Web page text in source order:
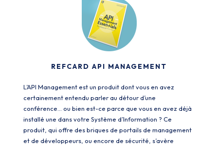
REFCARD API MANAGEMENT
L’API Management est un produit dont vous en avez
certainement entendu parler au détour d’une
conférence… ou bien est-ce parce que vous en avez déjà
installé une dans votre Système d’Information ? Ce
produit, qui offre des briques de portails de management
et de développeurs, ou encore de sécurité, s’avère